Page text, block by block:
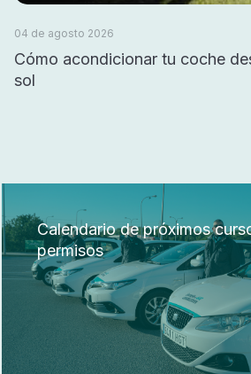
04 de agosto 2026
Cómo acondicionar tu coche
sol
Calendario de próximos
permisos